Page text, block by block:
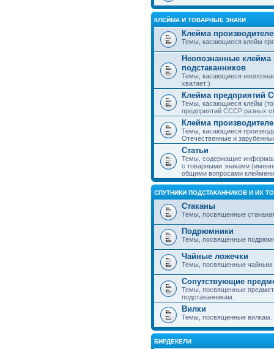
КЛЕЙМА И ТОВАРНЫЕ ЗНАКИ
Клейма
Темы, касающиеся клейм
Неопознанные клейма
подстаканников
Темы, касающиеся
хватает:)
Клейма предприятий
Темы, касающиеся клейм
предприятий СССР разных
Клейма
Темы, касающиеся
Отечественные и
Статьи
Темы, содержащие
с товарными знаками
общими вопросами
СПУТНИКИ ПОДСТАКАННИКОВ И ИХ
Стаканы
Темы, посвященные
Подрюмники
Темы, посвященные
Чайные ложечки
Темы, посвященные чайным
Сопутствующие
Темы, посвященные
подстаканникам.
Вилки
Темы, посвященные вилкам.
БИРДЕКЕЛИ